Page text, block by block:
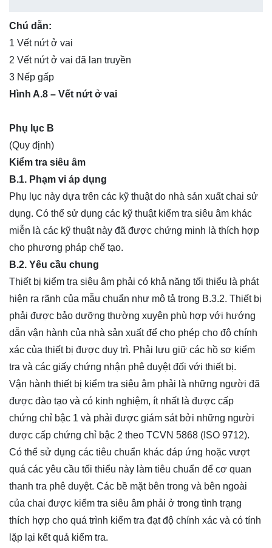
Chú dẫn:
1 Vết nứt ở vai
2 Vết nứt ở vai đã lan truyền
3 Nếp gấp
Hình A.8 – Vết nứt ở vai
Phụ lục B
(Quy định)
Kiểm tra siêu âm
B.1. Phạm vi áp dụng
Phụ lục này dựa trên các kỹ thuật do nhà sản xuất chai sử
dụng. Có thể sử dụng các kỹ thuật kiểm tra siêu âm khác
miễn là các kỹ thuật này đã được chứng minh là thích hợp
cho phương pháp chế tạo.
B.2. Yêu cầu chung
Thiết bị kiểm tra siêu âm phải có khả năng tối thiểu là phát
hiện ra rãnh của mẫu chuẩn như mô tả trong B.3.2. Thiết bị
phải được bảo dưỡng thường xuyên phù hợp với hướng
dẫn vận hành của nhà sản xuất để cho phép cho độ chính
xác của thiết bị được duy trì. Phải lưu giữ các hồ sơ kiểm
tra và các giấy chứng nhận phê duyệt đối với thiết bị.
Vận hành thiết bị kiểm tra siêu âm phải là những người đã
được đào tạo và có kinh nghiệm, ít nhất là được cấp
chứng chỉ bậc 1 và phải được giám sát bởi những người
được cấp chứng chỉ bậc 2 theo TCVN 5868 (ISO 9712).
Có thể sử dụng các tiêu chuẩn khác đáp ứng hoặc vượt
quá các yêu cầu tối thiểu này làm tiêu chuẩn để cơ quan
thanh tra phê duyệt. Các bề mặt bên trong và bên ngoài
của chai được kiểm tra siêu âm phải ở trong tình trạng
thích hợp cho quá trình kiểm tra đạt độ chính xác và có tính
lặp lại kết quả kiểm tra.